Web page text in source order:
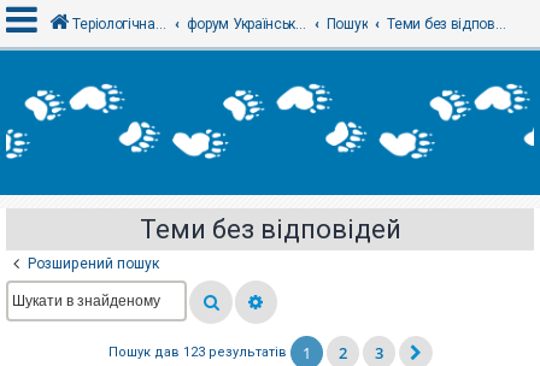
х
і
е
с
т
р
Теріологічна школа форум Українського теріологічного товариства Пошук Теми без відповідей
Теми без відповідей
Розширений пошук
Пошук дав 123 результатів 1 2 3